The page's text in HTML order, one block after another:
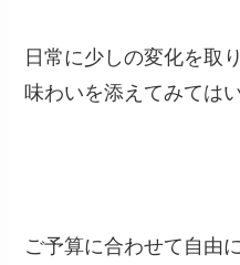
日常に少しの変化を取
味わいを添えてみては
ご予算に合わせて自由